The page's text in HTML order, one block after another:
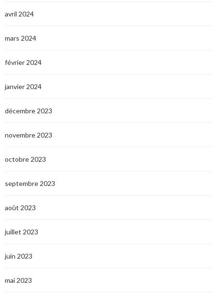
avril 2024
mars 2024
février 2024
janvier 2024
décembre 2023
novembre 2023
octobre 2023
septembre 2023
août 2023
juillet 2023
juin 2023
mai 2023